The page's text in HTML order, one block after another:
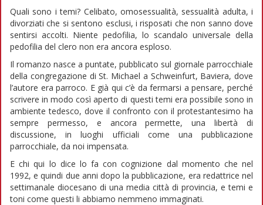
Quali sono i temi? Celibato, omosessualità, sessualità adulta, i
divorziati che si sentono esclusi, i risposati che non sanno dove
sentirsi accolti. Niente pedofilia, lo scandalo universale della
pedofilia del clero non era ancora esploso.
Il romanzo nasce a puntate, pubblicato sul giornale parrocchiale
della congregazione di St. Michael a Schweinfurt, Baviera, dove
l’autore era parroco. E già qui c’è da fermarsi a pensare, perché
scrivere in modo così aperto di questi temi era possibile sono in
ambiente tedesco, dove il confronto con il protestantesimo ha
sempre permesso, e ancora permette, una libertà di
discussione, in luoghi ufficiali come una pubblicazione
parrocchiale, da noi impensata.
E chi qui lo dice lo fa con cognizione dal momento che nel
1992, e quindi due anni dopo la pubblicazione, era redattrice nel
settimanale diocesano di una media città di provincia, e temi e
toni come questi li abbiamo nemmeno immaginati.